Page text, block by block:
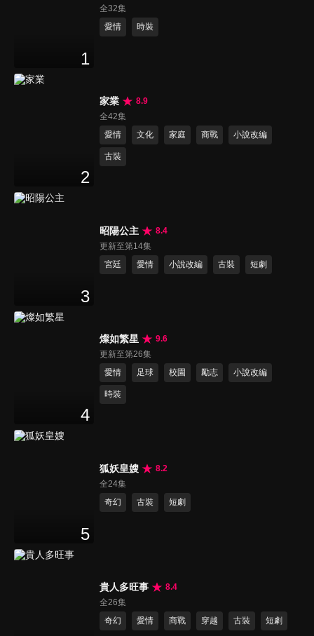
1
全32集
愛情
時裝
2
家業
8.9
全42集
愛情
文化 家庭 商戰 小說改編
古裝
3
昭陽公主
8.4
更新至第14集
宮廷
愛情 小說改編 古裝 短劇
4
燦如繁星
9.6
更新至第26集
愛情
足球 校園 勵志 小說改編
時裝
5
狐妖皇嫂
8.2
全24集
奇幻
古裝 短劇
貴人多旺事
8.4
全26集
奇幻
愛情 商戰 穿越 古裝 短劇